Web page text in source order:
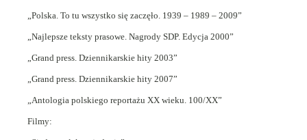
„Polska. To tu wszystko się zaczęło. 1939 – 1989 – 2009”
„Najlepsze teksty prasowe. Nagrody SDP. Edycja 2000”
„Grand press. Dziennikarskie hity 2003”
„Grand press. Dziennikarskie hity 2007”
„Antologia polskiego reportażu XX wieku. 100/XX”
Filmy: